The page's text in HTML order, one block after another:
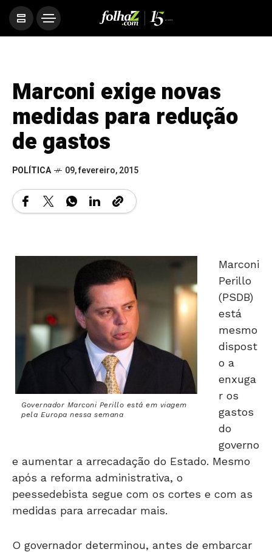
Marconi exige novas
medidas para redução
de gastos
POLÍTICA 09, fevereiro, 2015
Governador Marconi Perillo está em viagem
pela Europa nessa semana
Marconi
Perillo
(PSDB)
está
mesmo
dispost
o a
enxuga
r os
gastos
do
governo
e aumentar a arrecadação do Estado. Mesmo
após a reforma administrativa, o
peessedebista segue com os cortes e com as
medidas para arrecadar mais.
O governador determinou, antes de embarcar